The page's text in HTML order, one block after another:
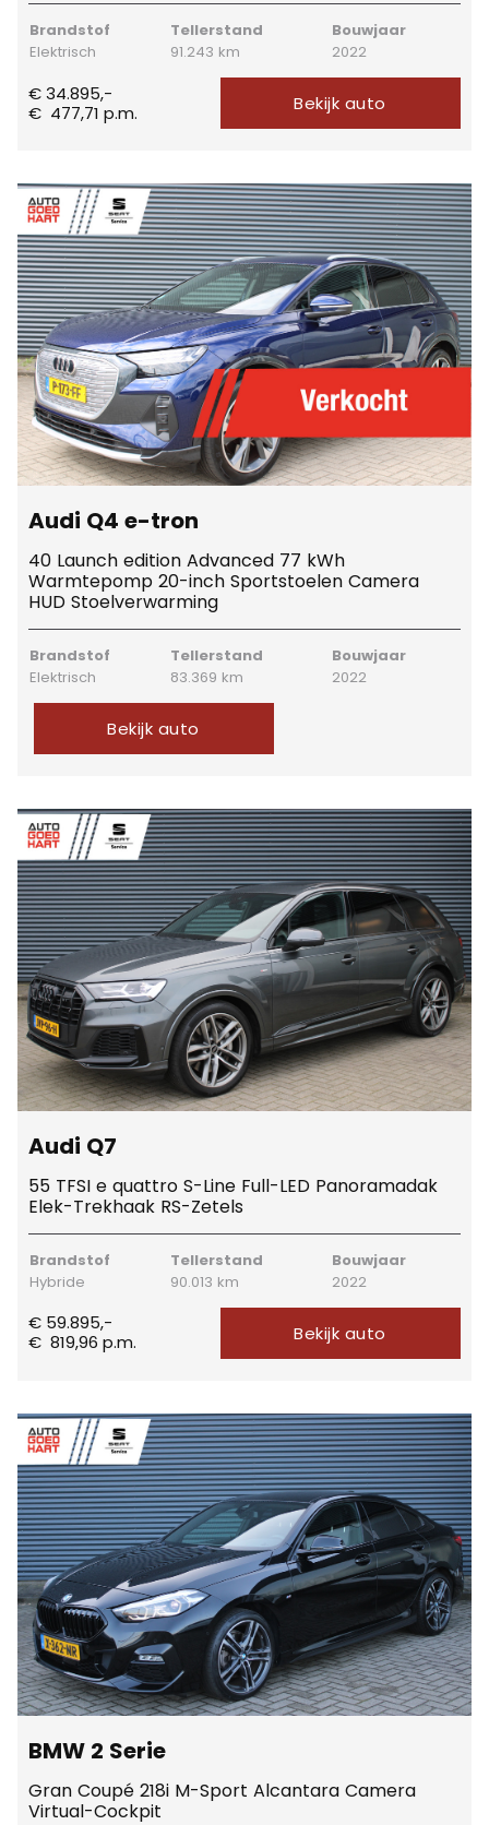
Brandstof
Elektrisch
Tellerstand
91.243 km
Bouwjaar
2022
€ 34.895,-
€ 477,71 p.m. Bekijk auto
Audi Q4 e-tron
40 Launch edition Advanced 77 kWh
Warmtepomp 20-inch Sportstoelen Camera
HUD Stoelverwarming
Brandstof
Elektrisch
Tellerstand
83.369 km
Bouwjaar
2022
Bekijk auto
Audi Q7
55 TFSI e quattro S-Line Full-LED Panoramadak
Elek-Trekhaak RS-Zetels
Brandstof
Hybride
Tellerstand
90.013 km
Bouwjaar
2022
€ 59.895,-
€819,96 p.m. Bekijk auto
BMW 2 Serie
Gran Coupé 218i M-Sport Alcantara Camera
Virtual-Cockpit